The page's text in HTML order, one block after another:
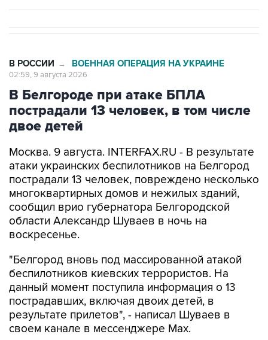
В Белгороде при атаке БПЛА
пострадали 13 человек, в том числе
двое детей
Москва. 9 августа. INTERFAX.RU - В результате
пострадали 13 человек, повреждено несколько
многоквартирных домов и нежилых зданий,
сообщил врио губернатора Белгородской
области Александр Шуваев в ночь на
воскресенье.
"Белгород вновь под массированной атакой
данный момент поступила информация о 13
пострадавших, включая двоих детей, в
результате прилетов", - написал Шуваев в
своем канале в мессенджере Max.
Глава региона добавил, что повреждения